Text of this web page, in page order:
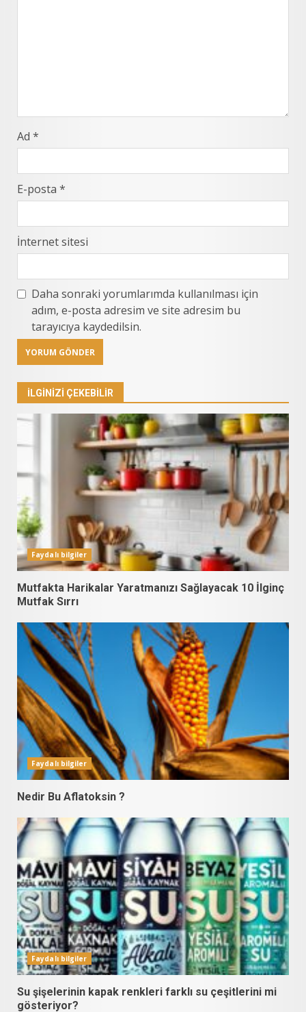
Ad *
E-posta *
İnternet sitesi
Daha sonraki yorumlarımda kullanılması için
adım, e-posta adresim ve site adresim bu
tarayıcıya kaydedilsin.
İLGINIZI ÇEKEBILIR
Faydalı bilgiler
Mutfakta Harikalar Yaratmanızı Sağlayacak 10 İlginç
Mutfak Sırrı
Faydalı bilgiler
Nedir Bu Aflatoksin ?
Faydalı bilgiler
Su şişelerinin kapak renkleri farklı su çeşitlerini mi
gösteriyor?